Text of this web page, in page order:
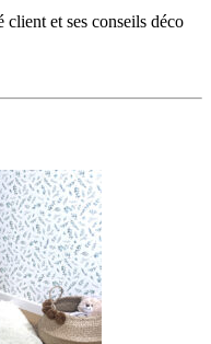
et ses conseils déco